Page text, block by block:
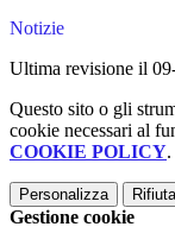
Notizie
Ultima revisione il
Questo sito o gli
cookie necessari al
COOKIE POLICY.
Personalizza
Gestione cookie